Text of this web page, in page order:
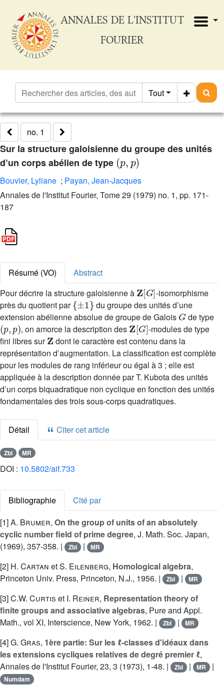
ANNALES DE L'INSTITUT
FOURIER
Tout
no. 1
Sur la structure galoisienne du groupe des unités
d’un corps abélien de type
(p,p)
Bouvier, Lyliane ; Payan, Jean-Jacques
Annales de l'Institut Fourier, Tome 29 (1979) no. 1, pp. 171-
187
Résumé (VO)
Abstract
Pour décrire la structure galoisienne à
Z[G]
-isomorphisme
près du quotient par
{±1}
du groupe des unités d’une
extension abélienne absolue de groupe de Galois
G
de type
(p,p)
, on amorce la description des
Z[G]
-modules de type
fini libres sur
Z
dont le caractère est contenu dans la
représentation d’augmentation. La classification est complète
pour les modules de rang inférieur ou égal à 3 ; elle est
appliquée à la description donnée par T. Kubota des unités
d’un corps biquadratique non cyclique en fonction des unités
fondamentales des trois sous-corps quadratiques.
Détail Citer cet article
Zbl MR
DOI : 10.5802/aif.733
Bibliographie
Cité par
[1]A. Brumer, On the group of units of an absolutely
cyclic number field of prime degree, J. Math. Soc. Japan,
(1969), 357-358. |
Zbl | MR
[2] H. Cartan etS. Eilenberg, Homological algebra,
Princeton Univ. Press, Princeton, N.J., 1956. |
Zbl | MR
[3]C.W. Curtis et I. Reiner, Representation theory of
finite groups and associative algebras, Pure and Appl.
Math., vol XI, Interscience, New York, 1962. |
Zbl | MR
[4]G. Gras, 1ère partie: Sur les ℓ-classes d'idéaux dans
les extensions cycliques relatives de degré premier ℓ,
Annales de l'Institut Fourier, 23, 3 (1973), 1-48. |
Zbl | MR |
Numdam